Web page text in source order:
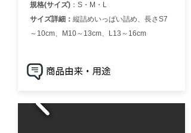
規格(サイズ) ：S・M・L
サイズ詳細： 縦詰めいっぱい詰め、長さS7
～10cm、M10～13cm、L13～16cm